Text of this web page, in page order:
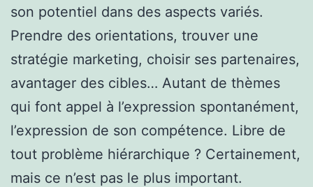
son potentiel dans des aspects variés.
Prendre des orientations, trouver une
stratégie marketing, choisir ses partenaires,
avantager des cibles… Autant de thèmes
qui font appel à l’expression spontanément,
l’expression de son compétence. Libre de
tout problème hiérarchique ? Certainement,
mais ce n’est pas le plus important.